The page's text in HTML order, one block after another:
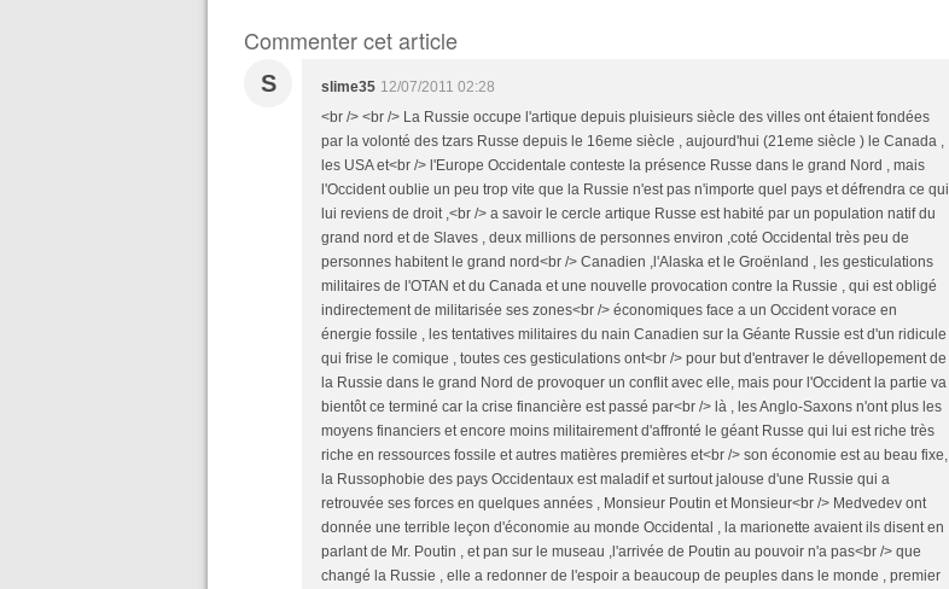
Commenter cet article
S slime35 12/07/2011 02:28
<br /> <br /> La Russie occupe l'artique depuis pluisieurs siècle des villes ont étaient fondées
par la volonté des tzars Russe depuis le 16eme siècle , aujourd'hui (21eme siècle ) le Canada ,
les USA et<br /> l'Europe Occidentale conteste la présence Russe dans le grand Nord , mais
l'Occident oublie un peu trop vite que la Russie n'est pas n'importe quel pays et défrendra ce qui
lui reviens de droit ,<br /> a savoir le cercle artique Russe est habité par un population natif du
grand nord et de Slaves , deux millions de personnes environ ,coté Occidental très peu de
personnes habitent le grand nord<br /> Canadien ,l'Alaska et le Groënland , les gesticulations
militaires de l'OTAN et du Canada et une nouvelle provocation contre la Russie , qui est obligé
indirectement de militarisée ses zones<br /> économiques face a un Occident vorace en
énergie fossile , les tentatives militaires du nain Canadien sur la Géante Russie est d'un ridicule
qui frise le comique , toutes ces gesticulations ont<br /> pour but d'entraver le dévellopement de
la Russie dans le grand Nord de provoquer un conflit avec elle, mais pour l'Occident la partie va
bientôt ce terminé car la crise financière est passé par<br /> là , les Anglo-Saxons n'ont plus les
moyens financiers et encore moins militairement d'affronté le géant Russe qui lui est riche très
riche en ressources fossile et autres matières premières et<br /> son économie est au beau fixe,
la Russophobie des pays Occidentaux est maladif et surtout jalouse d'une Russie qui a
retrouvée ses forces en quelques années , Monsieur Poutin et Monsieur<br /> Medvedev ont
donnée une terrible leçon d'économie au monde Occidental , la marionette avaient ils disent en
parlant de Mr. Poutin , et pan sur le museau ,l'arrivée de Poutin au pouvoir n'a pas<br /> que
changé la Russie , elle a redonner de l'espoir a beaucoup de peuples dans le monde , premier